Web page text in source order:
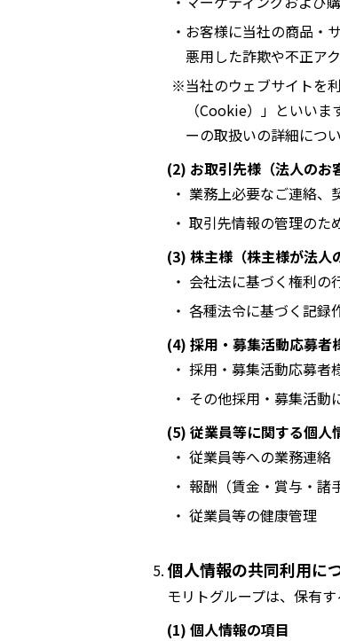
・お客様に当社の商品・
悪用した詐欺や不正ア
※当社のウェブサイトを
（Cookie）」といい
ーの取扱いの詳細につ
(2) お取引先様（法人のお
・ 業務上必要なご連絡
・ 取引先情報の管理のた
(3) 株主様（株主様が法人
・ 会社法に基づく権利の
・ 各種法令に基づく記
(4) 採用・募集活動応募者
・ 採用・募集活動応募
・ その他採用・募集活
(5) 従業員等に関する個人
・ 従業員等への業務連絡
・ 報酬（賃金・賞与・
・ 従業員等の健康管理
個人情報の共同利用に
モリトグループは、保有
(1) 個人情報の項目